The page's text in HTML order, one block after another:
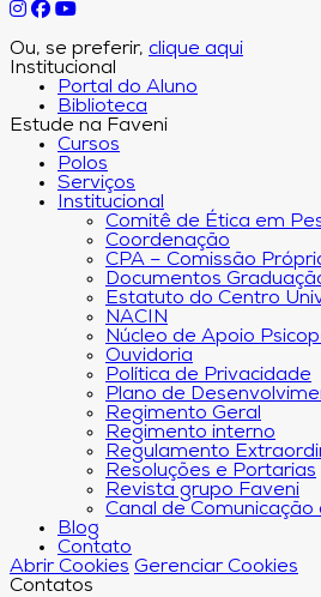
Ou, se preferir, clique aqui
Institucional
Portal do Aluno
Biblioteca
Estude na Faveni
Cursos
Polos
Serviços
Institucional
Comitê de Ética em
Coordenação
CPA – Comissão
Documentos
Estatuto do Centro
NACIN
Núcleo de Apoio
Ouvidoria
Política de Privacidade
Plano de
Regimento Geral
Regimento interno
Regulamento
Resoluções e Portarias
Revista grupo Faveni
Canal de Comunicação
Blog
Contato
Abrir Cookies Gerenciar Cookies
Contatos